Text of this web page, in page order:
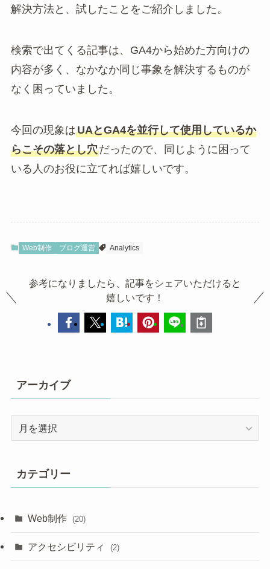
解決方法と、試したことをご紹介しました。
検索で出てくる記事は、GA4から始めた方向けの
内容が多く、なかなか同じ事象を解決するものが
なく困っていました。
今回の現象はUAとGA4を並行して使用しているか
らこその落とし穴だったので、同じように困って
いる人のお役に立てれば嬉しいです。
Web制作 ブログ運営 Analytics
参考になりましたら、記事をシェアいただけると
嬉しいです！
アーカイブ
ブ
カテゴリー
Web制作 (20)
アクセシビリティ (2)